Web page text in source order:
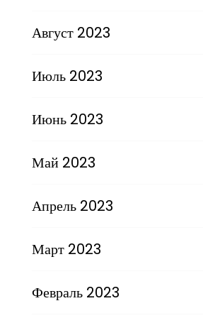
Август 2023
Июль 2023
Июнь 2023
Май 2023
Апрель 2023
Март 2023
Февраль 2023